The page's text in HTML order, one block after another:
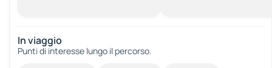
In viaggio
Punti di interesse lungo il percorso.